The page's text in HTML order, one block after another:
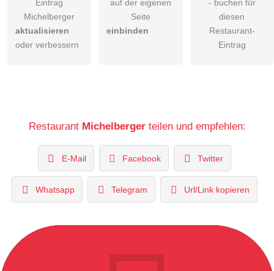
Eintrag
Michelberger
aktualisieren
oder verbessern
auf der eigenen
Seite
einbinden
- buchen für
diesen
Restaurant-
Eintrag
Restaurant Michelbergerteilen und empfehlen:
E-Mail Facebook Twitter
Whatsapp Telegram Url/Link kopieren